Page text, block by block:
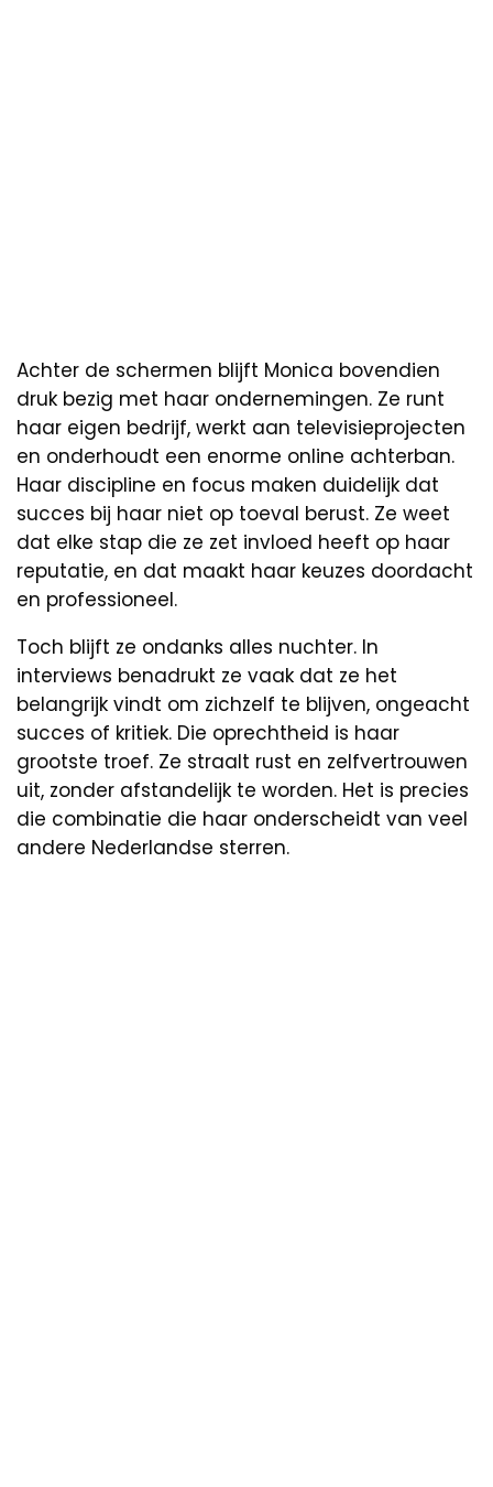
Achter de schermen blijft Monica bovendien
druk bezig met haar ondernemingen. Ze runt
haar eigen bedrijf, werkt aan televisieprojecten
en onderhoudt een enorme online achterban.
Haar discipline en focus maken duidelijk dat
succes bij haar niet op toeval berust. Ze weet
dat elke stap die ze zet invloed heeft op haar
reputatie, en dat maakt haar keuzes doordacht
en professioneel.
Toch blijft ze ondanks alles nuchter. In
interviews benadrukt ze vaak dat ze het
belangrijk vindt om zichzelf te blijven, ongeacht
succes of kritiek. Die oprechtheid is haar
grootste troef. Ze straalt rust en zelfvertrouwen
uit, zonder afstandelijk te worden. Het is precies
die combinatie die haar onderscheidt van veel
andere Nederlandse sterren.